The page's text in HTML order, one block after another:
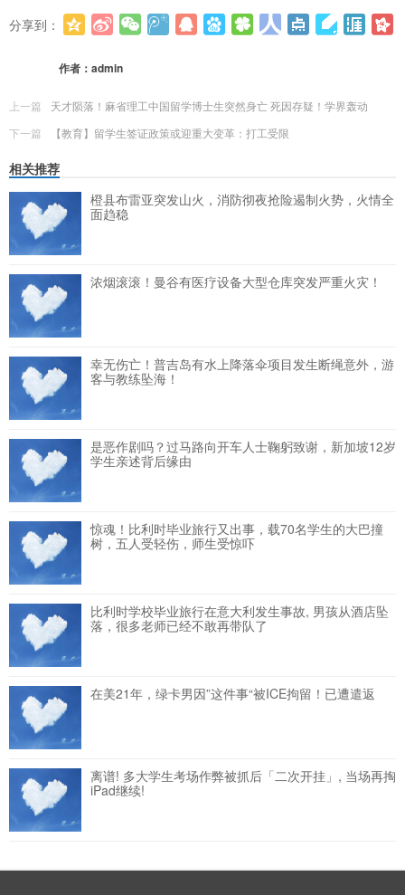
分享到：
作者： admin
上一篇
天才陨落！麻省理工中国留学博士生突然身亡 死因存疑！学界轰动
下一篇
【教育】留学生签证政策或迎重大变革：打工受限
相关推荐
橙县布雷亚突发山火，消防彻夜抢险遏制火势，火情全
面趋稳
浓烟滚滚！曼谷有医疗设备大型仓库突发严重火灾！
幸无伤亡！普吉岛有水上降落伞项目发生断绳意外，游
客与教练坠海！
是恶作剧吗？过马路向开车人士鞠躬致谢，新加坡12岁
学生亲述背后缘由
惊魂！比利时毕业旅行又出事，载70名学生的大巴撞
树，五人受轻伤，师生受惊吓
比利时学校毕业旅行在意大利发生事故, 男孩从酒店坠
落，很多老师已经不敢再带队了
在美21年，绿卡男因”这件事“被ICE拘留！已遭遣返
离谱! 多大学生考场作弊被抓后「二次开挂」, 当场再掏
iPad继续!